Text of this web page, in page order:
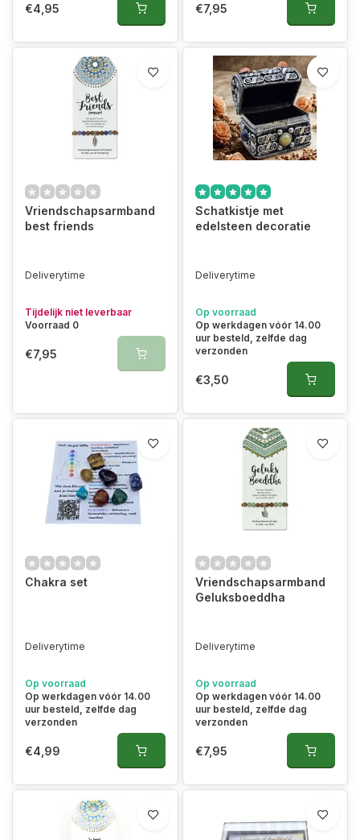
€4,95 €7,95
Vriendschapsarmband
best friends
Deliverytime
Tijdelijk niet leverbaar
Voorraad 0
€7,95
Schatkistje met
edelsteen decoratie
Deliverytime
Op voorraad
Op werkdagen vóór 14.00
uur besteld, zelfde dag
verzonden
€3,50
Chakra set
Deliverytime
Op voorraad
Op werkdagen vóór 14.00
uur besteld, zelfde dag
verzonden
€4,99
Vriendschapsarmband
Geluksboeddha
Deliverytime
Op voorraad
Op werkdagen vóór 14.00
uur besteld, zelfde dag
verzonden
€7,95